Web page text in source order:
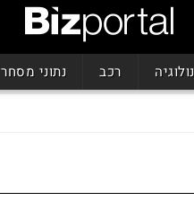
רכב נתוני מסחר